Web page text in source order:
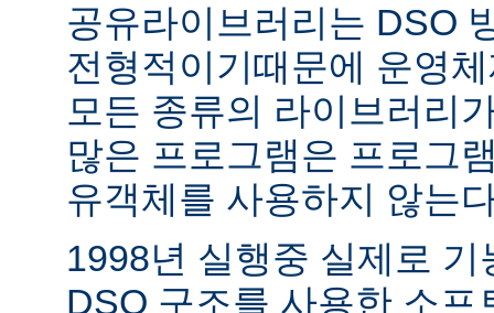
공유라이브러리는 DSO
전형적이기때문에 운영
모든 종류의 라이브러리
많은 프로그램은 프로그
유객체를 사용하지 않는
1998년 실행중 실제로
DSO 구조를 사용한 소